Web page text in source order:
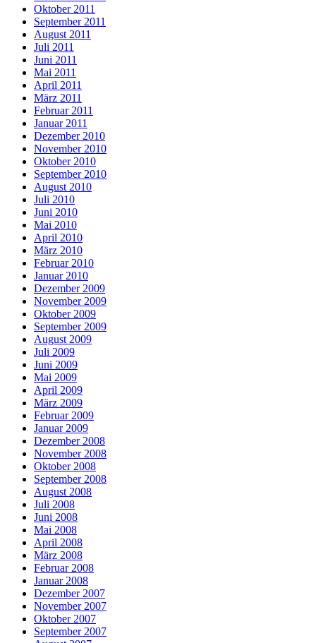
Oktober 2011
September 2011
August 2011
Juli 2011
Juni 2011
Mai 2011
April 2011
März 2011
Februar 2011
Januar 2011
Dezember 2010
November 2010
Oktober 2010
September 2010
August 2010
Juli 2010
Juni 2010
Mai 2010
April 2010
März 2010
Februar 2010
Januar 2010
Dezember 2009
November 2009
Oktober 2009
September 2009
August 2009
Juli 2009
Juni 2009
Mai 2009
April 2009
März 2009
Februar 2009
Januar 2009
Dezember 2008
November 2008
Oktober 2008
September 2008
August 2008
Juli 2008
Juni 2008
Mai 2008
April 2008
März 2008
Februar 2008
Januar 2008
Dezember 2007
November 2007
Oktober 2007
September 2007